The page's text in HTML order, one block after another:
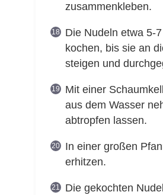
zusammenkleben.
Die Nudeln etwa 5-
kochen, bis sie an
steigen und
Mit einer
aus dem Wasser
abtropfen lassen.
In einer großen
erhitzen.
Die gekochten